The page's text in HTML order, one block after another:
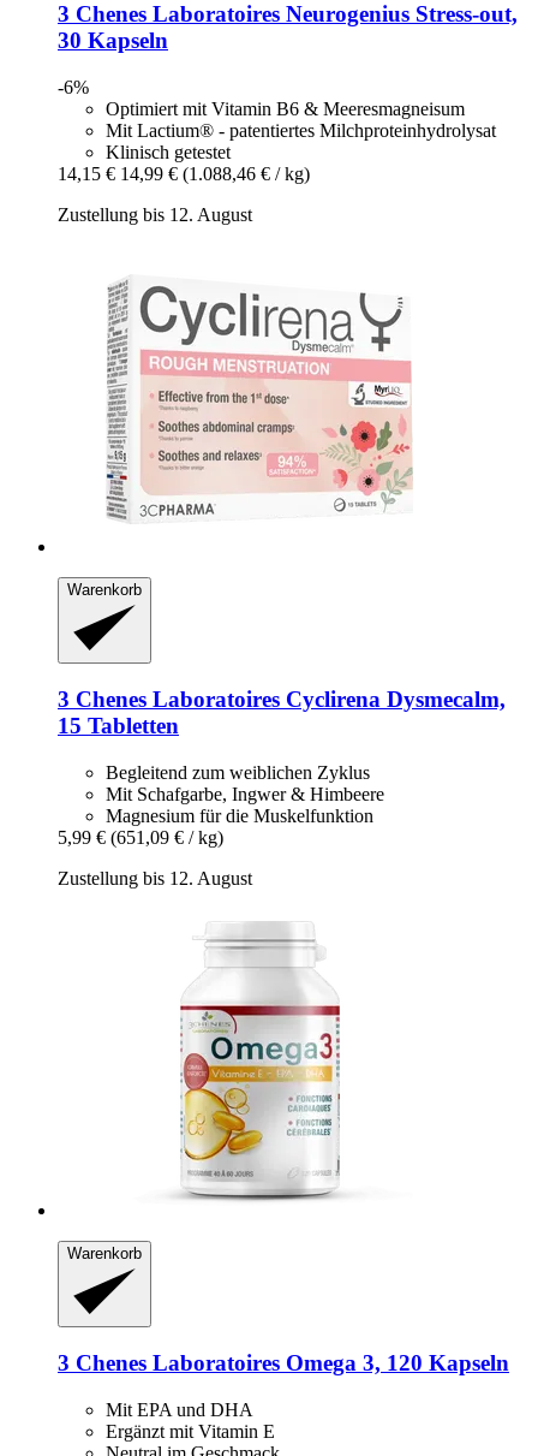
3 Chenes Laboratoires Neurogenius Stress-​out,
30 Kapseln
-6%
Optimiert mit Vitamin B6 & Meeresmagneisum
Mit Lactium® - patentiertes Milchproteinhydrolysat
Klinisch getestet
14,15 € 14,99 € (1.088,46 € / kg)
Zustellung bis 12. August
Warenkorb
3 Chenes Laboratoires Cyclirena Dysmecalm,
15 Tabletten
Begleitend zum weiblichen Zyklus
Mit Schafgarbe, Ingwer & Himbeere
Magnesium für die Muskelfunktion
5,99 € (651,09 € / kg)
Zustellung bis 12. August
Warenkorb
3 Chenes Laboratoires Omega 3, 120 Kapseln
Mit EPA und DHA
Ergänzt mit Vitamin E